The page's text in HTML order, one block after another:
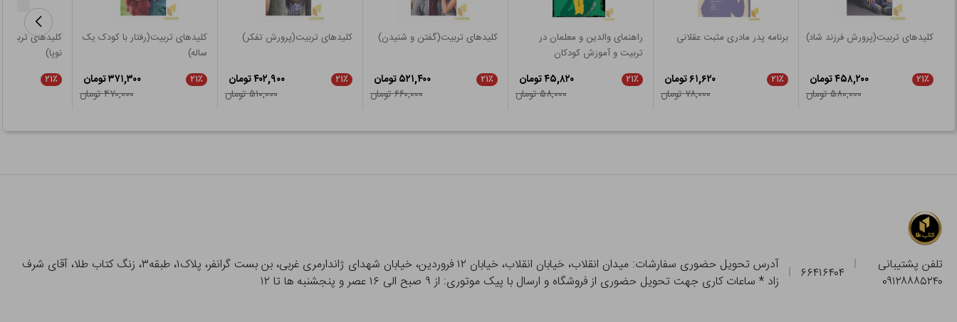
کلیدهای تربیت(پرورش فرزند شاد)
۲۱٪
۴۵۸,۲۰۰ تومان
۵۸۰,۰۰۰ تومان
برنامه پدر مادری مثبت عقلانی
۲۱٪
۶۱,۶۲۰ تومان
۷۸,۰۰۰ تومان
راهنمای والدین و معلمان در
تربیت و آموزش کودکان
۲۱٪
۴۵,۸۲۰ تومان
۵۸,۰۰۰ تومان
کلیدهای تربیت(گفتن و شنیدن)
۲۱٪
۵۲۱,۴۰۰ تومان
۶۶۰,۰۰۰ تومان
کلیدهای تربیت(پرورش تفکر)
۲۱٪
۴۰۲,۹۰۰ تومان
۵۱۰,۰۰۰ تومان
کلیدهای تربیت(رفتار با کودک یک
ساله)
۲۱٪
۳۷۱,۳۰۰ تومان
۴۷۰,۰۰۰ تومان
کلیدهای
نوپا)
۲۱٪
تلفن پشتیبانی
۰۹۱۲۸۸۸۵۲۴۰
۶۶۴۱۶۴۰۴
آدرس تحویل حضوری سفارشات: میدان انقلاب، خیابان انقلاب، خیابان ۱۲ فروردین، خیابان شهدای ژاندارمری غربی، بن بست گرانفر، پلاک۱، طبقه۳، زنگ کتاب طلا، آقای شرف
زاد * ساعات کاری جهت تحویل حضوری از فروشگاه و ارسال با پیک موتوری: از ۹ صبح الی ۱۶ عصر و پنجشنبه ها تا ۱۲
بصورت حضوری از آدرس تحویل حضوری سفارش خود را بدون هیچ هزینه ای تحویل بگیرید.